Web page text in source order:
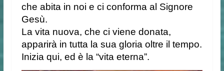
che abita in noi e ci conforma al Signore
Gesù.
La vita nuova, che ci viene donata,
apparirà in tutta la sua gloria oltre il tempo.
Inizia qui, ed è la “vita eterna”.